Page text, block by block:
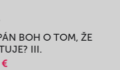
BOH O TOM, ŽE
III.